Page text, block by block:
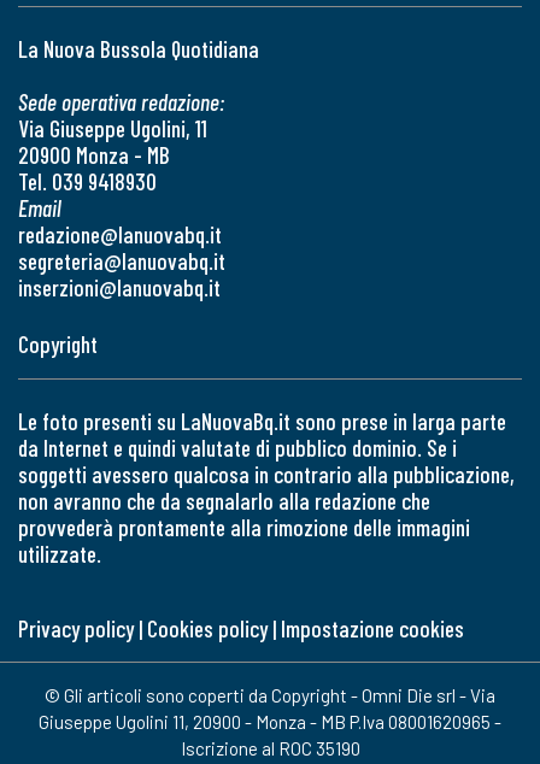
La Nuova Bussola Quotidiana
Sede operativa redazione:
Via Giuseppe Ugolini, 11
20900 Monza - MB
Tel. 039 9418930
Email
redazione@lanuovabq.it
segreteria@lanuovabq.it
inserzioni@lanuovabq.it
Copyright
Le foto presenti su LaNuovaBq.it sono prese in larga parte
da Internet e quindi valutate di pubblico dominio. Se i
soggetti avessero qualcosa in contrario alla pubblicazione,
non avranno che da segnalarlo alla redazione che
provvederà prontamente alla rimozione delle immagini
utilizzate.
Privacy policy| Cookies policy| Impostazione cookies
© Gli articoli sono coperti da Copyright - Omni Die srl - Via
Giuseppe Ugolini 11, 20900 - Monza - MB P.Iva 08001620965 -
Iscrizione al ROC 35190